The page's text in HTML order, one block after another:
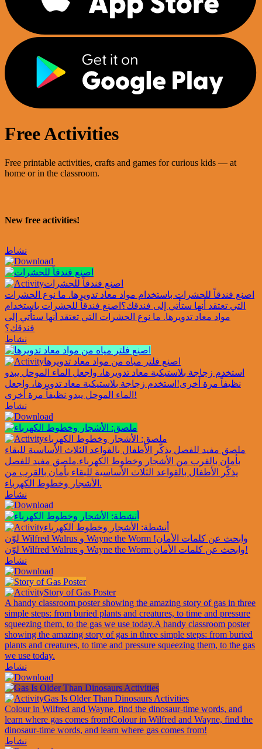
Free Activities
Free printable activities, crafts and games for curious kids — at
home or in the classroom.
New free activities!
نشاط
اصنع فندقاً للحشرات
اصنع فندقاً للحشرات باستخدام مواد معاد تدويرها. ما نوع الحشرات
التي تعتقد أنها ستأتي إلى فندقك؟ اصنع فندقاً للحشرات باستخدام
مواد معاد تدويرها. ما نوع الحشرات التي تعتقد أنها ستأتي إلى
فندقك؟
نشاط
اصنع فلتر مياه من مواد معاد تدويرها
استخدم زجاجة بلاستيكية معاد تدويرها، واجعل الماء الموحل يبدو
نظيفاً مرة أخرى! استخدم زجاجة بلاستيكية معاد تدويرها، واجعل
الماء الموحل يبدو نظيفاً مرة أخرى!
نشاط
ملصق: الأشجار وخطوط الكهرباء
ملصق مفيد للفصل يذكّر الأطفال بالقواعد الثلاث الأساسية للبقاء
بأمان بالقرب من الأشجار وخطوط الكهرباء.ملصق مفيد للفصل
يذكّر الأطفال بالقواعد الثلاث الأساسية للبقاء بأمان بالقرب من
الأشجار وخطوط الكهرباء.
نشاط
أنشطة: الأشجار وخطوط الكهرباء
لوّن Wilfred Walrus و Wayne the Worm وابحث عن كلمات الأمان!
لوّن Wilfred Walrus و Wayne the Worm وابحث عن كلمات الأمان!
نشاط
Story of Gas Poster
A handy classroom poster showing the amazing story of gas in three
simple steps: from buried plants and creatures, to time and pressure
squeezing them, to the gas we use today.A handy classroom poster
showing the amazing story of gas in three simple steps: from buried
plants and creatures, to time and pressure squeezing them, to the gas
we use today.
نشاط
Gas Is Older Than Dinosaurs Activities
Colour in Wilfred and Wayne, find the dinosaur-time words, and
learn where gas comes from!Colour in Wilfred and Wayne, find the
dinosaur-time words, and learn where gas comes from!
نشاط